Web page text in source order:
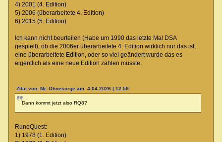
4) 2001 (4. Edition)
5) 2006 (überarbeitete 4. Edition)
6) 2015 (5. Edition)
Ich kann nicht beurteilen (Habe um 1990 das letzte Mal DSA
gespielt), ob die 2006er überarbeitete 4. Edition wirklich nur das ist,
eine überarbeitete Edition, oder so viel geändert wurde das es
eigentlich als eine neue Edition zählen müsste.
Zitat von: Mr. Ohnesorge am 4.04.2026 | 12:59
Dann kommt jetzt also RQ8?
RuneQuest:
1) 1978 (1. Edition)